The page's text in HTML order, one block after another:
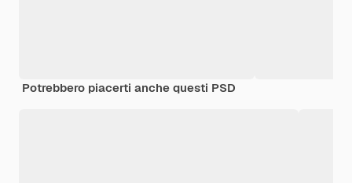
Potrebbero piacerti anche questi PSD